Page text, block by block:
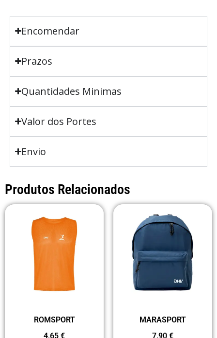
Encomendar
Prazos
Quantidades Minimas
Valor dos Portes
Envio
Produtos Relacionados
ROMSPORT
4,65 €
MARASPORT
7,90 €